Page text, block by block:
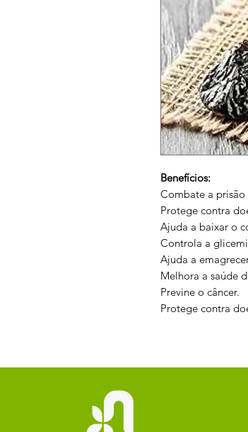
Benefícios:
Combate a prisão
Protege contra
Ajuda a baixar o
Controla a
Ajuda a
Melhora a saúde
Previne o câncer.
Protege contra